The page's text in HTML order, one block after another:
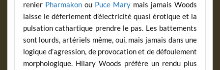
renier Pharmakonou Puce Mary mais jamais Woods
laisse le déferlement d’électricité quasi érotique et la
pulsation cathartique prendre le pas. Les battements
sont lourds, artériels même, oui, mais jamais dans une
logique d’agression, de provocation et de défoulement
morphologique. Hilary Woods préfère un rendu plus